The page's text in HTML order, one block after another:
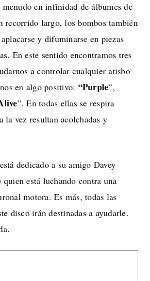
menudo en infinidad de álbumes de
recorrido largo, los bombos también
y difuminarse en piezas
En este sentido encontramos tres
a controlar cualquier atisbo
en algo positivo: “Purple”,
”. En todas ellas se respira
la vez resultan acolchadas y
dedicado a su amigo Davey
está luchando contra una
motora. Es más, todas las
disco irán destinadas a ayudarle.